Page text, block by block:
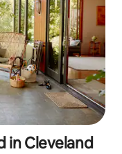
in Cleveland